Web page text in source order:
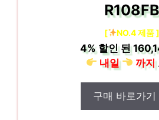
R108FB
[ NO.4 제품 ]
4% 할인 된
내일
까지
구매 바로가기